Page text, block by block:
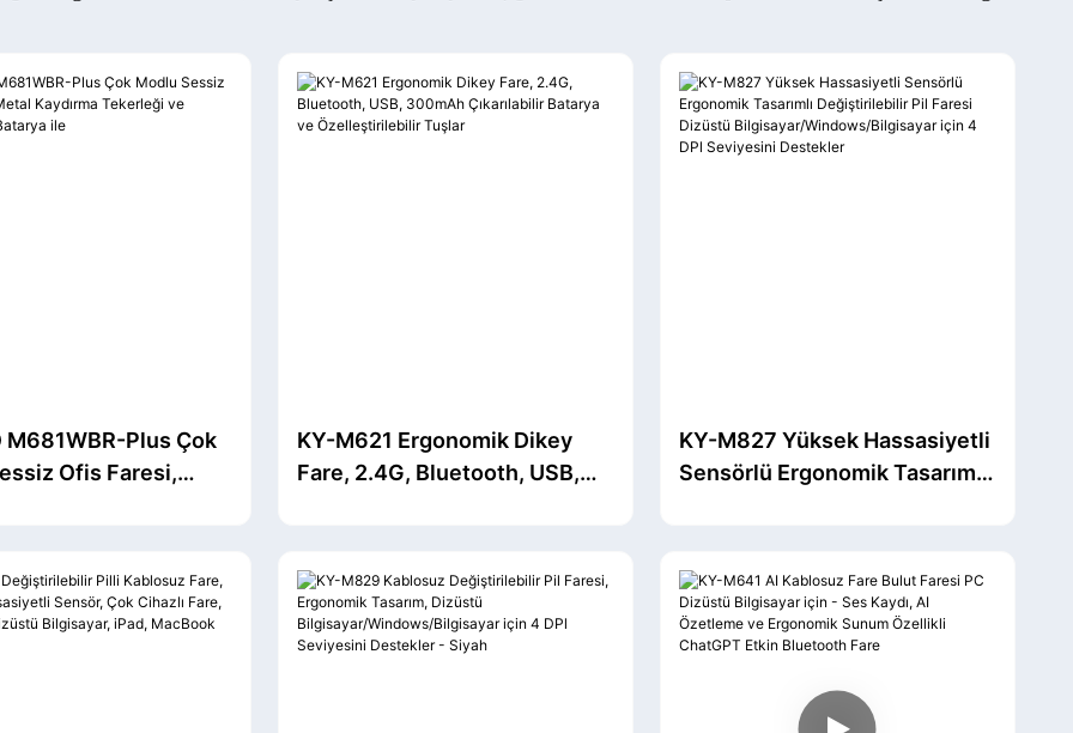
M681WBR-Plus Çok
Ofis Faresi,
KY-M621 Ergonomik Dikey
Fare, 2.4G, Bluetooth, USB,
KY-M827 Yüksek Hassasiyetli
Sensörlü Ergonomik Tasarımlı
Bilgisayar/Windows/Bilgisayar
için 4 DPl Seviyesini Destekler